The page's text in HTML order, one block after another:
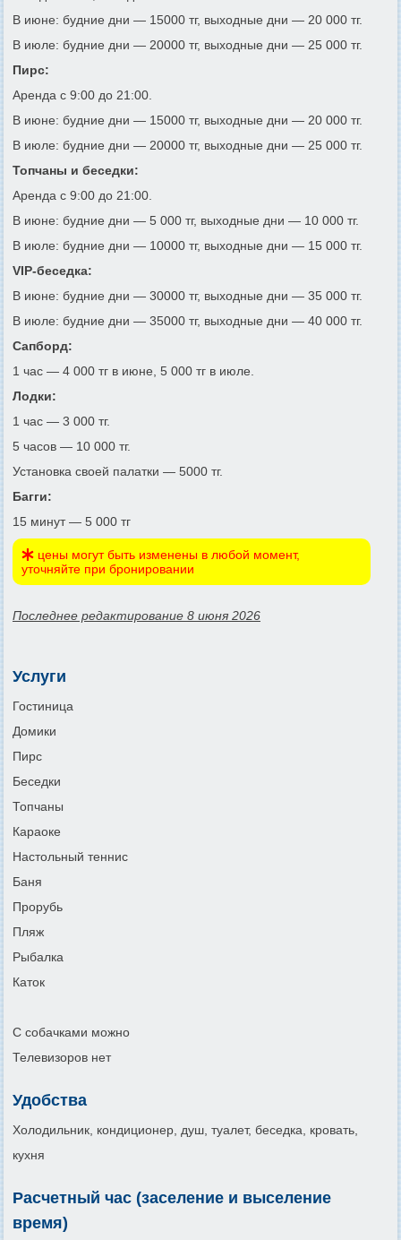
В июне: будние дни — 15000 тг, выходные дни — 20 000 тг.
В июле: будние дни — 20000 тг, выходные дни — 25 000 тг.
Пирс:
Аренда с 9:00 до 21:00.
В июне: будние дни — 15000 тг, выходные дни — 20 000 тг.
В июле: будние дни — 20000 тг, выходные дни — 25 000 тг.
Топчаны и беседки:
Аренда с 9:00 до 21:00.
В июне: будние дни — 5 000 тг, выходные дни — 10 000 тг.
В июле: будние дни — 10000 тг, выходные дни — 15 000 тг.
VIP-беседка:
В июне: будние дни — 30000 тг, выходные дни — 35 000 тг.
В июле: будние дни — 35000 тг, выходные дни — 40 000 тг.
Сапборд:
1 час — 4 000 тг в июне, 5 000 тг в июле.
Лодки:
1 час — 3 000 тг.
5 часов — 10 000 тг.
Установка своей палатки — 5000 тг.
Багги:
15 минут — 5 000 тг
цены могут быть изменены в любой момент,
уточняйте при бронировании
Последнее редактирование 8 июня 2026
Услуги
Гостиница
Домики
Пирс
Беседки
Топчаны
Караоке
Настольный теннис
Баня
Прорубь
Пляж
Рыбалка
Каток
С собачками можно
Телевизоров нет
Удобства
Холодильник, кондиционер, душ, туалет, беседка, кровать,
кухня
Расчетный час (заселение и выселение
время)